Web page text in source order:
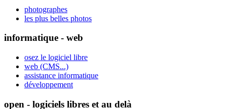
photographes
les plus belles photos
informatique - web
osez le logiciel libre
web (CMS...)
assistance informatique
développement
open - logiciels libres et au delà